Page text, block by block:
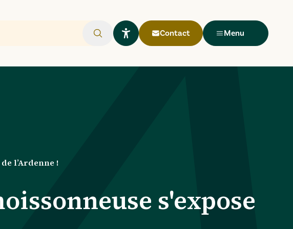
Rechercher
Ouvrir le widget Lisio
Contact Menu
l’Ardenne !
s'expose